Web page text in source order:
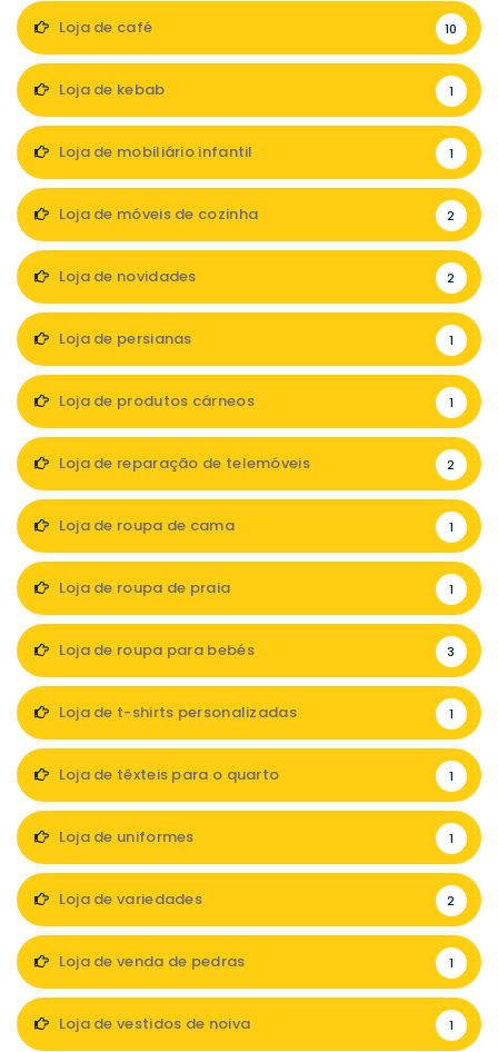
Loja de café 10
Loja de kebab 1
Loja de mobiliário infantil 1
Loja de móveis de cozinha 2
Loja de novidades 2
Loja de persianas 1
Loja de produtos cárneos 1
Loja de reparação de telemóveis 2
Loja de roupa de cama 1
Loja de roupa de praia 1
Loja de roupa para bebés 3
Loja de t-shirts personalizadas 1
Loja de têxteis para o quarto 1
Loja de uniformes 1
Loja de variedades 2
Loja de venda de pedras 1
Loja de vestidos de noiva 1